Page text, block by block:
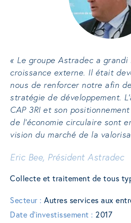
« Le groupe Astradec a
croissance externe. Il était
nous de renforcer notre afin
stratégie de développement.
CAP 3RI et son
de l’économie circulaire sont
vision du marché de la
Eric Bee, Président Astradec
Collecte et traitement de tous
Secteur : Autres services aux
Date d'investissement : 2017